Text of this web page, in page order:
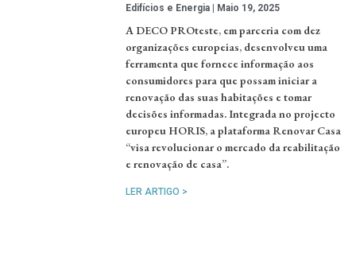
Edifícios e Energia Maio 19, 2025
A DECO PROteste, em parceria com dez
organizações europeias, desenvolveu uma
ferramenta que fornece informação aos
consumidores para que possam iniciar a
renovação das suas habitações e tomar
decisões informadas. Integrada no projecto
europeu HORIS, a plataforma Renovar Casa
“visa revolucionar o mercado da reabilitação
e renovação de casa”.
LER ARTIGO >